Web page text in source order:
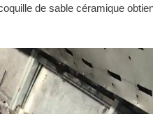
de sable céramique